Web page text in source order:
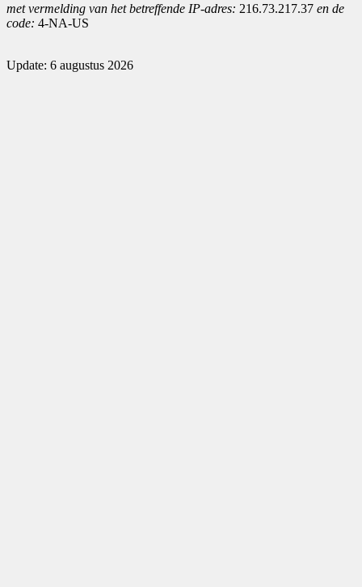
met vermelding van het betreffende IP-adres: 216.73.217.37 en de
code: 4-NA-US
Update: 6 augustus 2026